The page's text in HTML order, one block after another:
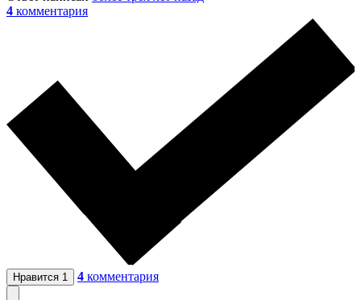
4 комментария
Нравится 1 4 комментария